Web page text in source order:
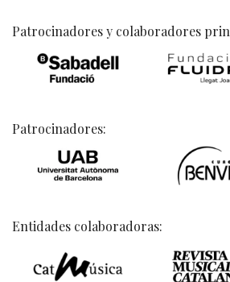
Patrocinadores y colaboradores
Patrocinadores:
Entidades colaboradoras: